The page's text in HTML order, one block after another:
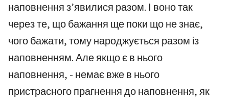
наповнення з’явилися разом. І воно так
через те, що бажання ще поки що не знає,
чого бажати, тому народжується разом із
наповненням. Але якщо є в нього
наповнення, - немає вже в нього
пристрасного прагнення до наповнення, як